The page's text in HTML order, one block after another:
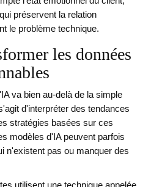
préservent la relation
le problème technique.
les données
va bien au-delà de la simple
d'interpréter des tendances
stratégies basées sur ces
modèles d'IA peuvent parfois
n'existent pas ou manquer des